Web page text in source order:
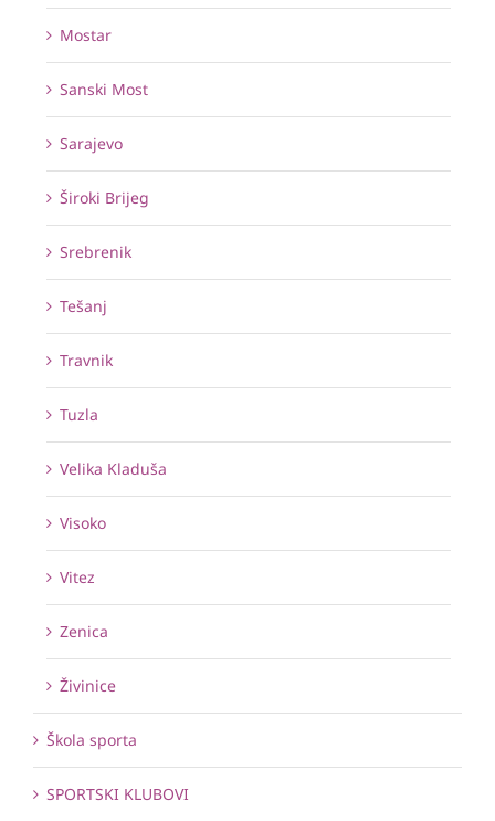
Mostar
Sanski Most
Sarajevo
Široki Brijeg
Srebrenik
Tešanj
Travnik
Tuzla
Velika Kladuša
Visoko
Vitez
Zenica
Živinice
Škola sporta
SPORTSKI KLUBOVI